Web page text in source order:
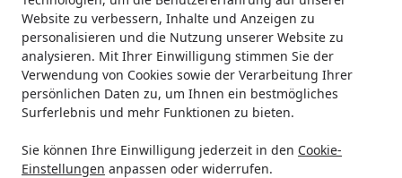
Website zu verbessern, Inhalte und Anzeigen zu
personalisieren und die Nutzung unserer Website zu
analysieren. Mit Ihrer Einwilligung stimmen Sie der
Verwendung von Cookies sowie der Verarbeitung Ihrer
persönlichen Daten zu, um Ihnen ein bestmögliches
Surferlebnis und mehr Funktionen zu bieten.
Sie können Ihre Einwilligung jederzeit in den Cookie-
Einstellungen anpassen oder widerrufen.